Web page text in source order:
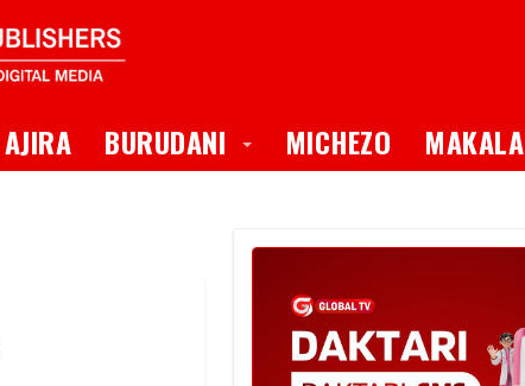
AJIRA BURUDANI Toggle Dropdown
MICHEZO MAKALA